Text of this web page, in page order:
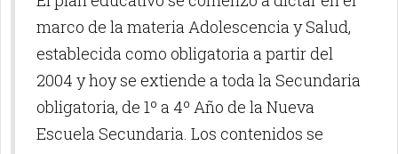
marco de la materia Adolescencia y Salud,
establecida como obligatoria a partir del
2004 y hoy se extiende a toda la Secundaria
obligatoria, de 1º a 4º Año de la Nueva
Escuela Secundaria. Los contenidos se